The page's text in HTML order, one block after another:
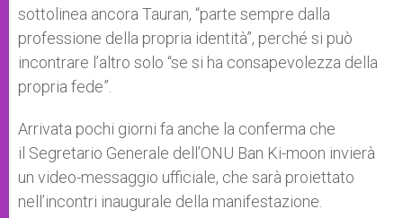
sottolinea ancora Tauran, “parte sempre dalla
professione della propria identità”, perché si può
incontrare l’altro solo “se si ha consapevolezza della
propria fede”.
Arrivata pochi giorni fa anche la conferma che
il Segretario Generale dell’ONU Ban Ki-moon invierà
un video-messaggio ufficiale, che sarà proiettato
nell’incontri inaugurale della manifestazione.